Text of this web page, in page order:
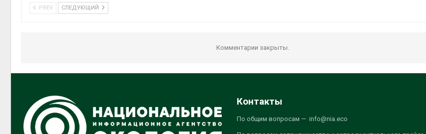
PREV СЛЕДУЮЩИЙ
Комментарии закрыты.
Контакты
По общим вопросам — info@nia.eco